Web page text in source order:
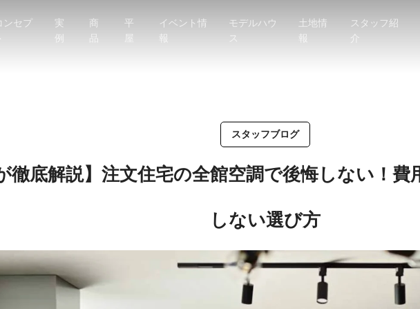
ンセプ
実
例
商
品
平
屋
イベント情
報
モデルハウ
ス
土地情
報
スタッフ紹
介
スタッフブログ
徹底解説】注文住宅の全館空調で後悔しない！
しない選び方